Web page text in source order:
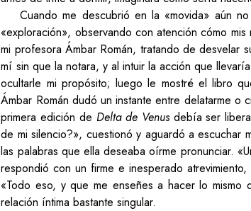
Cuando me descubrió en la «movida» aún
«exploración», observando con atención cómo
mi profesora Ámbar Román, tratando de
mí sin que la notara, y al intuir la acción que
ocultarle mi propósito; luego le mostré el libro
Ámbar Román dudó un instante entre delatarme
primera edición de Delta de Venusdebía ser
de mi silencio?», cuestionó y aguardó a escuchar
las palabras que ella deseaba oírme pronunciar.
respondió con un firme e inesperado
«Todo eso, y que me enseñes a hacer lo mismo
relación íntima bastante singular.